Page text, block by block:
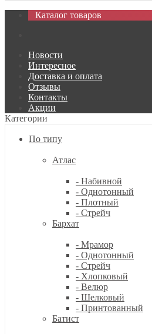
Каталог товаров
Новости
Интересное
Доставка и оплата
Отзывы
Контакты
Акции
Категории
По типу
Атлас
- Набивной
- Однотонный
- Плотный
- Стрейч
Бархат
- Мрамор
- Однотонный
- Стрейч
- Хлопковый
- Велюр
- Шелковый
- Принтованный
Батист